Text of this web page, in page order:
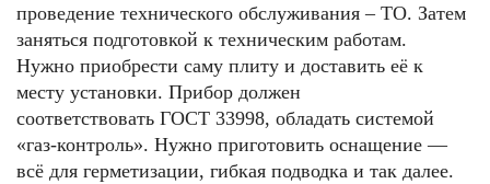
проведение технического обслуживания – ТО. Затем
заняться подготовкой к техническим работам.
Нужно приобрести саму плиту и доставить её к
месту установки. Прибор должен
соответствовать ГОСТ 33998, обладать системой
«газ-контроль». Нужно приготовить оснащение —
всё для герметизации, гибкая подводка и так далее.